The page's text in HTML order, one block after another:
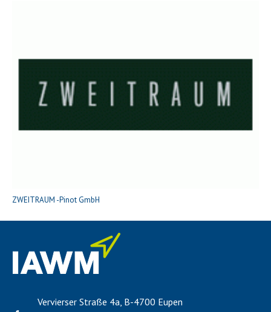
ZWEITRAUM -Pinot GmbH
Vervierser Straße 4a, B-4700 Eupen